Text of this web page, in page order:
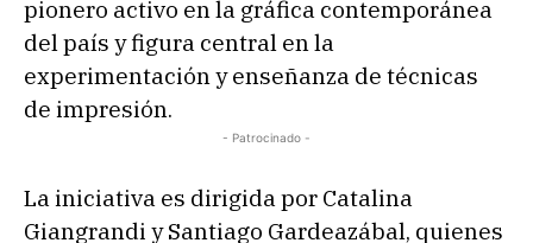
pionero activo en la gráfica contemporánea
del país y figura central en la
experimentación y enseñanza de técnicas
de impresión.
- Patrocinado -
La iniciativa es dirigida por Catalina
Giangrandi y Santiago Gardeazábal, quienes